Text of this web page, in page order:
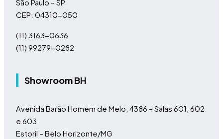
São Paulo – SP
CEP: 04310-050
(11) 3163-0636
(11) 99279-0282
Showroom BH
Avenida Barão Homem de Melo, 4386 – Salas 601, 602
e 603
Estoril – Belo Horizonte/MG